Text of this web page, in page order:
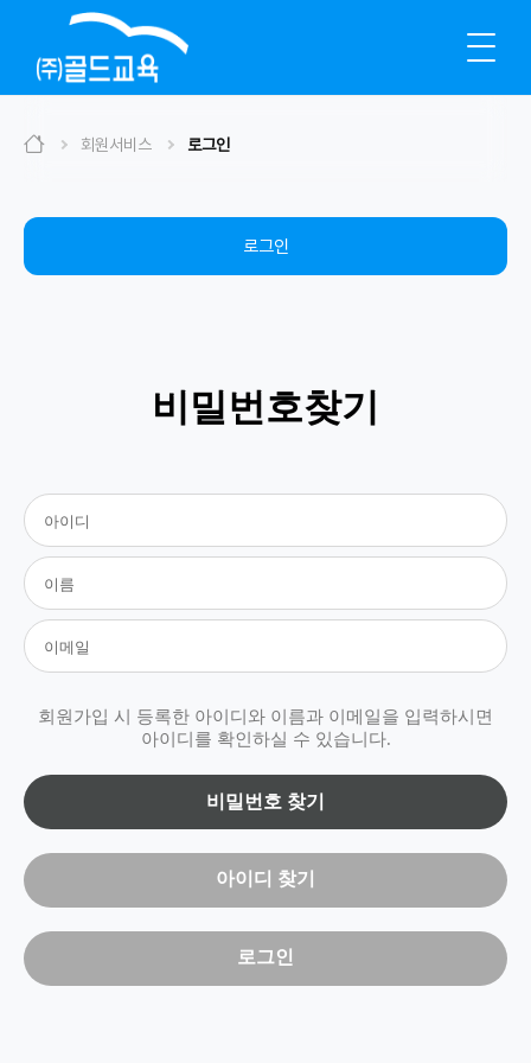
회원서비스 로그인
로그인
비밀번호찾기
회원가입 시 등록한 아이디와 이름과 이메일을 입력하시면
아이디를 확인하실 수 있습니다.
비밀번호 찾기
아이디 찾기
로그인